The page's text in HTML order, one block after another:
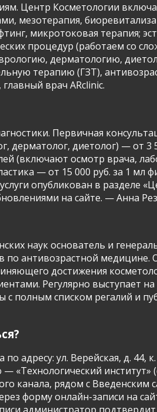
Центр Косметологии
мезотерапия,
микротоковая терапия;
процедур (работаем со
дерматологию,
терапию (ГЗТ),
врач ARclinic.
Первичная
дерматолог, диетолог) — от
(включают осмотр врача,
— от 15 000 руб. за 1 мл
опубликован в разделе
на сайте. — Анна
наук основатель и
антивозрастной медицине.
достижения
Регулярно
полным списком регалий и
адресу: ул. Верейская, д.
«Технологический
канала, рядом с Введенским
форму онлайн-записи на
администратор